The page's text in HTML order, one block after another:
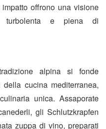
offrono una visione
turbolenta e piena di
alpina si fonde
cucina mediterranea,
unica. Assaporate
gli Schlutzkrapfen
zuppa di vino, preparati